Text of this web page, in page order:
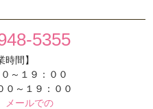
5355
時間】
～１９：００
０～１９：００
メールでの